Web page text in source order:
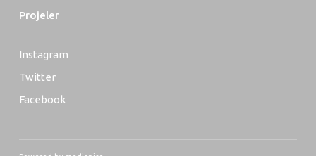
Projeler
Instagram
Twitter
Facebook